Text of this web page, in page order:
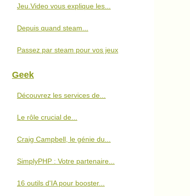
Jeu.Video vous explique les...
Depuis quand steam...
Passez par steam pour vos jeux
Geek
Découvrez les services de...
Le rôle crucial de...
Craig Campbell, le génie du...
SimplyPHP : Votre partenaire...
16 outils d'IA pour booster...